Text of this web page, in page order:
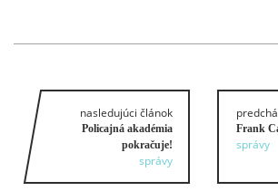
nasledujúci článok
Policajná akadémia
pokračuje!
správy
Frank
správy